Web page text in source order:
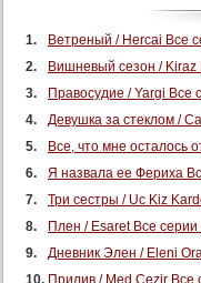
Ветреный / Hercai Все
Вишневый сезон / Kiraz
Правосудие / Yargi Все
Девушка за стеклом /
Все, что мне осталось
Я назвала ее Фериха
Три сестры / Uc Kiz
Плен / Esaret Все
Дневник Элен / Eleni
Прилив / Med Cezir Все